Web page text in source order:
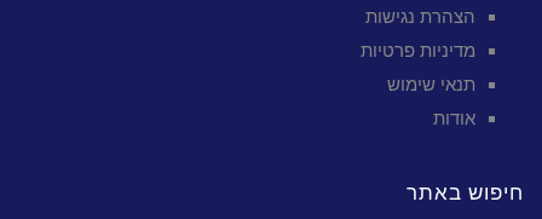
הצהרת נגישות
מדיניות פרטיות
תנאי שימוש
אודות
חיפוש באתר